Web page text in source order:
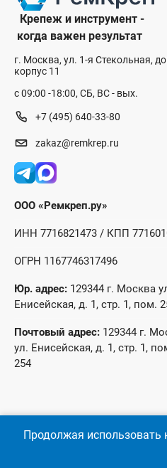
Крепеж и инструмент -
когда важен результат
г. Москва, ул. 1-я Стекольная,
корпус 11
с 09:00 -18:00, СБ, ВС - вых.
+7 (495) 640-33-80
zakaz@remkrep.ru
ООО «Ремкреп.ру»
ИНН 7716821473 / КПП
ОГРН 1167746317496
Юр. адрес: 129344 г. Москва
Енисейская, д. 1, стр. 1, пом.
Почтовый адрес: 129344 г.
ул. Енисейская, д. 1, стр. 1,
254
Продолжая использовать